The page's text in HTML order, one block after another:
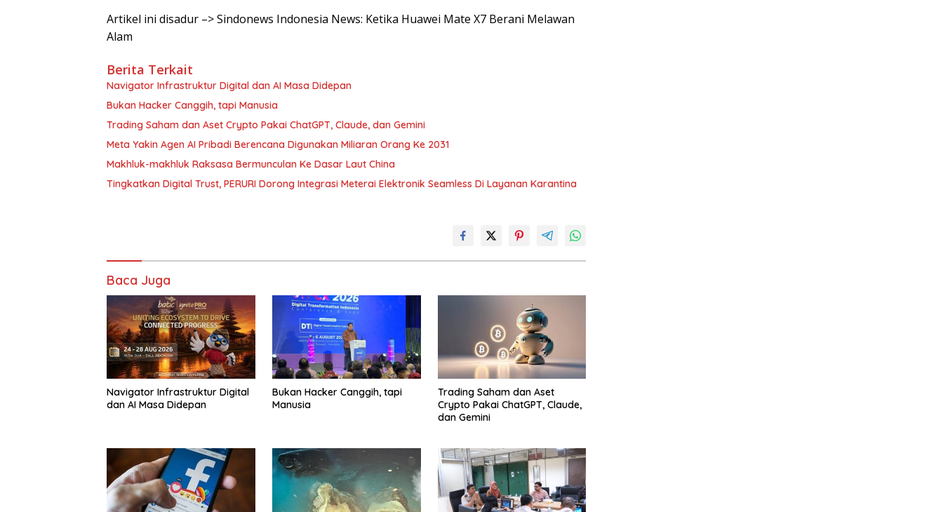
Artikel ini disadur –> Sindonews Indonesia News: Ketika Huawei Mate X7 Berani Melawan
Alam
Berita Terkait
Navigator Infrastruktur Digital dan AI Masa Didepan
Bukan Hacker Canggih, tapi Manusia
Trading Saham dan Aset Crypto Pakai ChatGPT, Claude, dan Gemini
Meta Yakin Agen AI Pribadi Berencana Digunakan Miliaran Orang Ke 2031
Makhluk-makhluk Raksasa Bermunculan Ke Dasar Laut China
Tingkatkan Digital Trust, PERURI Dorong Integrasi Meterai Elektronik Seamless Di Layanan Karantina
Baca Juga
Navigator Infrastruktur Digital
dan AI Masa Didepan
Bukan Hacker Canggih, tapi
Manusia
Trading Saham dan Aset
Crypto Pakai ChatGPT, Claude,
dan Gemini